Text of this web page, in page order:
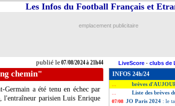
publié le07/08/2024 à 21h44
Les Infos du Football Français et
emplacement publicitaire
LiveScore - clubs de
chemin"
Germain a été tenu en échec par
l'entraîneur parisien Luis Enrique
INFOS 24h/24
brèves
Liste des brèves
07/08 JO Paris 2024 : le